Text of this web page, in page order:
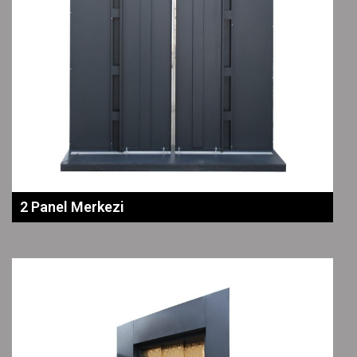
2 Panel Merkezi